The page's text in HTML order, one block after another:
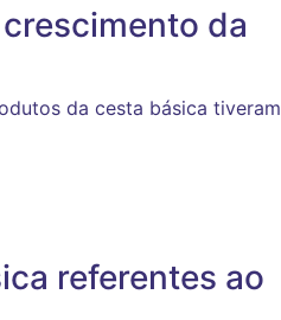
da
da cesta básica tiveram
referentes ao